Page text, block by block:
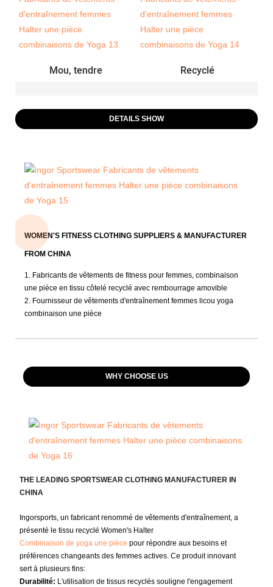
Mou, tendre Recyclé
DETAILS SHOW
WOMEN'S FITNESS CLOTHING SUPPLIERS & MANUFACTURER
FROM CHINA
1. Fabricants de vêtements de fitness pour femmes, combinaison
une pièce en tissu côtelé recyclé avec rembourrage amovible
2. Fournisseur de vêtements d'entraînement femmes licou yoga
combinaison une pièce
WHY CHOOSE US
THE LEADING SPORTSWEAR CLOTHING MANUFACTURER IN
CHINA
Ingorsports, un fabricant renommé de vêtements d'entraînement, a
présenté le tissu recyclé Women's Halter
Combinaison de yoga une pièce pour répondre aux besoins et
préférences changeants des femmes actives. Ce produit innovant
sert à plusieurs fins:
Durabilité: L'utilisation de tissus recyclés souligne l'engagement